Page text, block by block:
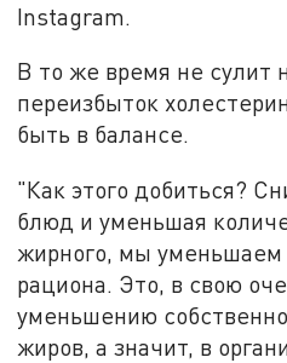
Instagram.
В то же время не сулит
переизбыток
быть в балансе.
"Как этого добиться?
блюд и уменьшая
жирного, мы уменьшаем
рациона. Это, в свою
уменьшению
жиров, а значит, в